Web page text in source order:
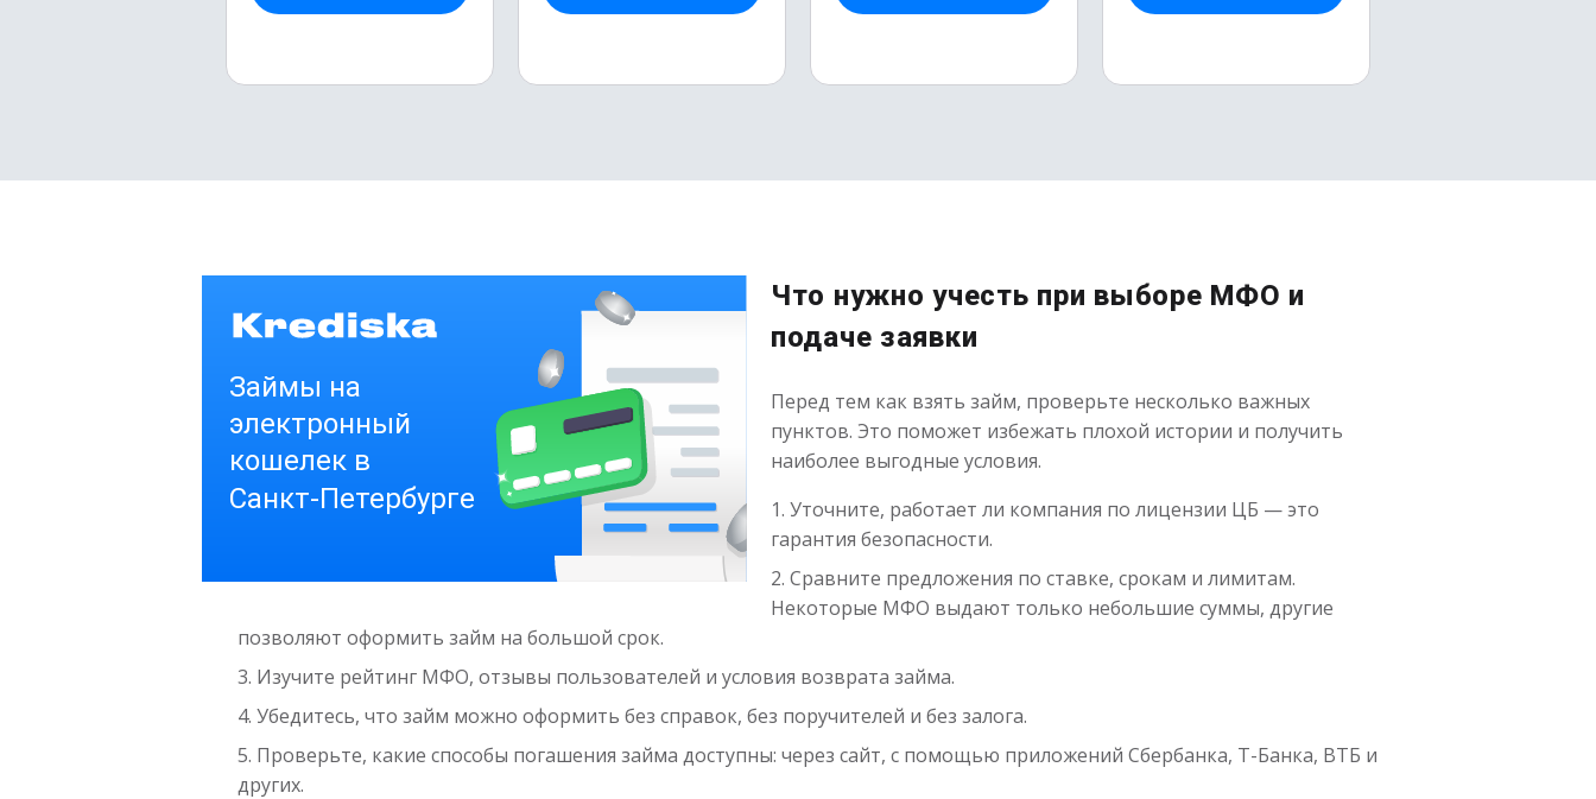
Что нужно учесть при выборе МФО и
подаче заявки
Перед тем как взять займ, проверьте несколько важных
пунктов. Это поможет избежать плохой истории и получить
наиболее выгодные условия.
Уточните, работает ли компания по лицензии ЦБ — это
гарантия безопасности.
Сравните предложения по ставке, срокам и лимитам.
Некоторые МФО выдают только небольшие суммы, другие
позволяют оформить займ на большой срок.
Изучите рейтинг МФО, отзывы пользователей и условия возврата займа.
Убедитесь, что займ можно оформить без справок, без поручителей и без залога.
Проверьте, какие способы погашения займа доступны: через сайт, с помощью приложений Сбербанка, Т-Банка, ВТБ и
других.